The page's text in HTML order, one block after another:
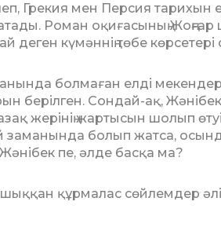
Грекия мен Пер­сия тарихын
жа­тады. Роман оқиғасының
күмәннің төбе көр­сетері
бол­маған елді
берілген. Сондай-ақ,
жерінің жартысын шолып өтуі
за­манында болып жатса,
пе, әлде басқа ма?
құр­малас сөйлемдер